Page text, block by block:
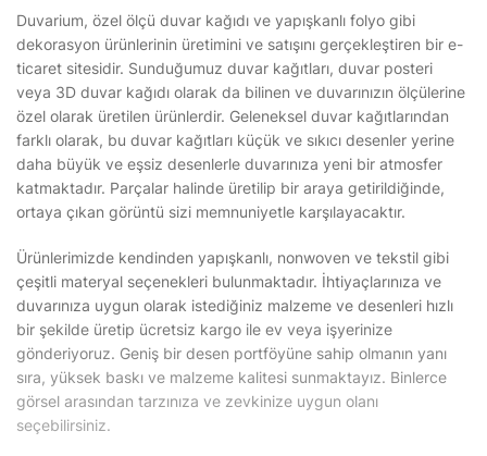
Duvarium, özel ölçü duvar kağıdı ve yapışkanlı folyo gibi
dekorasyon ürünlerinin üretimini ve satışını gerçekleştiren bir e-
ticaret sitesidir. Sunduğumuz duvar kağıtları, duvar posteri
veya 3D duvar kağıdı olarak da bilinen ve duvarınızın ölçülerine
özel olarak üretilen ürünlerdir. Geleneksel duvar kağıtlarından
farklı olarak, bu duvar kağıtları küçük ve sıkıcı desenler yerine
daha büyük ve eşsiz desenlerle duvarınıza yeni bir atmosfer
katmaktadır. Parçalar halinde üretilip bir araya getirildiğinde,
ortaya çıkan görüntü sizi memnuniyetle karşılayacaktır.
Ürünlerimizde kendinden yapışkanlı, nonwoven ve tekstil gibi
çeşitli materyal seçenekleri bulunmaktadır. İhtiyaçlarınıza ve
duvarınıza uygun olarak istediğiniz malzeme ve desenleri hızlı
bir şekilde üretip ücretsiz kargo ile ev veya işyerinize
gönderiyoruz. Geniş bir desen portföyüne sahip olmanın yanı
sıra, yüksek baskı ve malzeme kalitesi sunmaktayız. Binlerce
görsel arasından tarzınıza ve zevkinize uygun olanı
seçebilirsiniz.